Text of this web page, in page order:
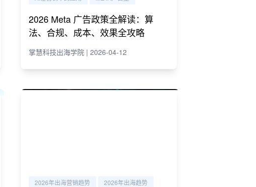
2026 Meta 广告政策全解读：算
法、合规、成本、效果全攻略
掌慧科技出海学院 | 2026-04-12
2026年出海营销趋势 2026年出海趋势